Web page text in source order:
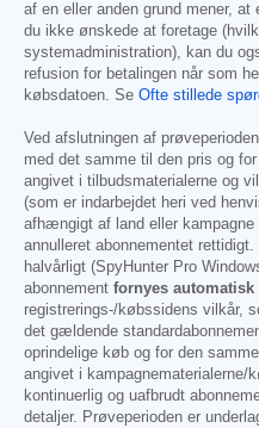
af en eller anden grund mener,
du ikke ønskede at foretage
systemadministration), kan du
refusion for betalingen når som
købsdatoen. Se Ofte stillede
Ved afslutningen af
med det samme til den pris og
angivet i tilbudsmaterialerne og
(som er indarbejdet heri ved
afhængigt af land eller
annulleret abonnementet
halvårligt (SpyHunter Pro
abonnement fornyes automatisk
registrerings-/købssidens vilkår,
det gældende
oprindelige køb og for den
angivet i kampagnematerialerne/
kontinuerlig og uafbrudt
detaljer. Prøveperioden er